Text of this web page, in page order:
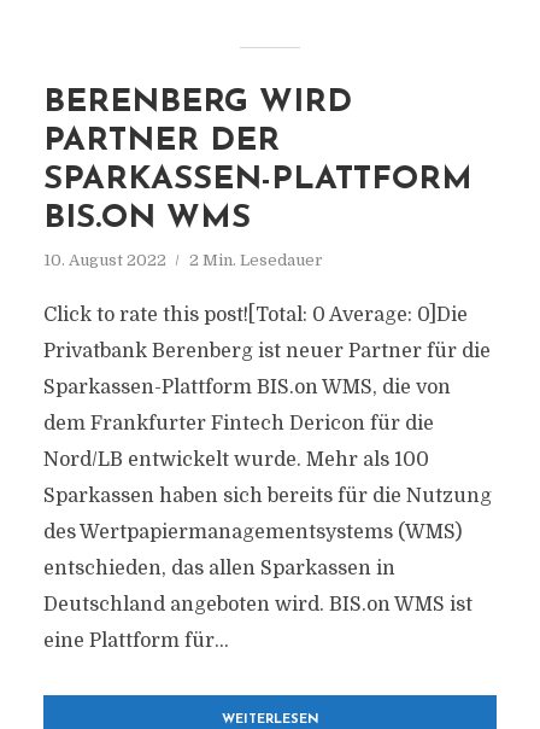
BERENBERG WIRD
PARTNER DER
SPARKASSEN-PLATTFORM
BIS.ON WMS
10. August 2022 2 Min. Lesedauer
Click to rate this post![Total: 0 Average: 0]Die
Privatbank Berenberg ist neuer Partner für die
Sparkassen-Plattform BIS.on WMS, die von
dem Frankfurter Fintech Dericon für die
Nord/LB entwickelt wurde. Mehr als 100
Sparkassen haben sich bereits für die Nutzung
des Wertpapiermanagementsystems (WMS)
entschieden, das allen Sparkassen in
Deutschland angeboten wird. BIS.on WMS ist
eine Plattform für...
WEITERLESEN